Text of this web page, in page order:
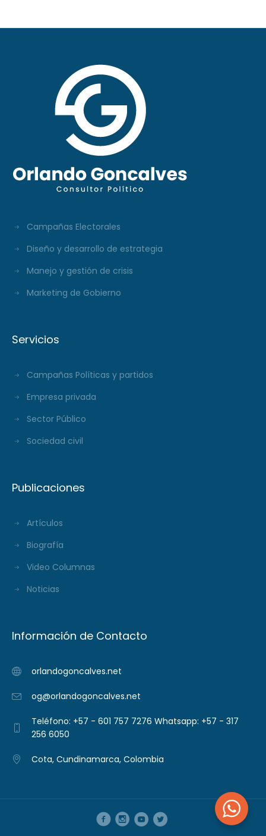
Campañas Electorales
Diseño y desarrollo de estrategia
Manejo y gestión de crisis
Marketing de Gobierno
Servicios
Campañas Políticas y partidos
Empresa privada
Sector Público
Sociedad civil
Publicaciones
Artículos
Biografía
Video Columnas
Noticias
Información de Contacto
orlandogoncalves.net
og@orlandogoncalves.net
Teléfono: +57 - 601 757 7276 Whatsapp: +57 - 317
256 6050
Cota, Cundinamarca, Colombia